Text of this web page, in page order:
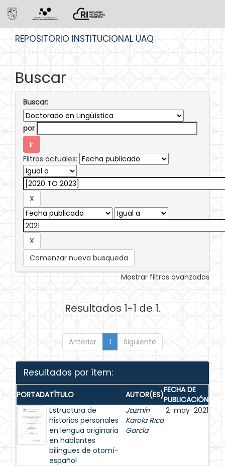
REPOSITORIO INSTITUCIONAL UAQ
Buscar
Buscar:
por
Filtros actuales:
Comenzar nueva busqueda
Mostrar filtros avanzados
Resultados 1-1 de 1.
Anterior 1 Siguiente
Resultados por ítem:
PORTADATÍTULO AUTOR(ES)FECHA DE
PUBLICACIÓN
Estructura de
historias personales
en lengua originaria
en hablantes
bilingües de otomí-
español
Jazmín
Karola Rico
García
2-may-2021